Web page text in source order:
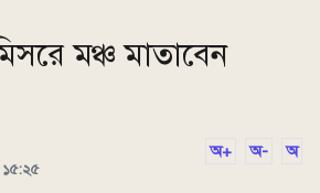
মঞ্চ মাতাবেন
১৫:২৫
অ+ অ- অ